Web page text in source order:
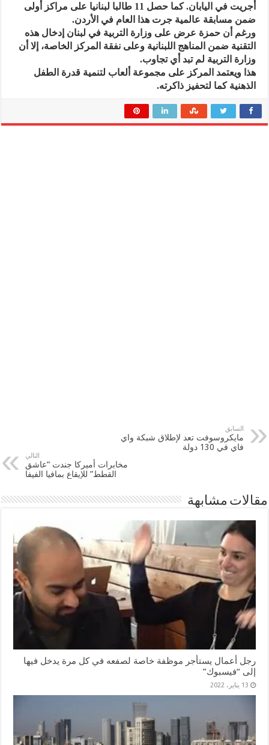
أجريت في اليابان. كما حصل 11 طالبا لبنانيا على مراكز أولى
ضمن مسابقة عالمية جرت هذا العام في الأردن.
ورغم أن حمزة عرض على وزارة التربية في لبنان إدخال هذه
التقنية ضمن المناهج اللبنانية وعلى نفقة المركز الخاصة، إلا أن
وزارة التربية لم تبد أي تجاوب.
هذا ويعتمد المركز على مجموعة ألعاب لتنمية قدرة الطفل
الذهنية كما لتحفيز ذاكرته.
السابق
مايكروسوفت تعد لإطلاق شبكة واي
فاي في 130 دولة
التالي
مخابرات أميركا جندت “عاشق
القطط” للإيقاع بمافيا الفيفا
مقالات مشابهة
رجل أعمال يستأجر موظفة خاصة لصفعه في كل مرة يدخل فيها
إلى “فيسبوك”
13 يناير، 2022